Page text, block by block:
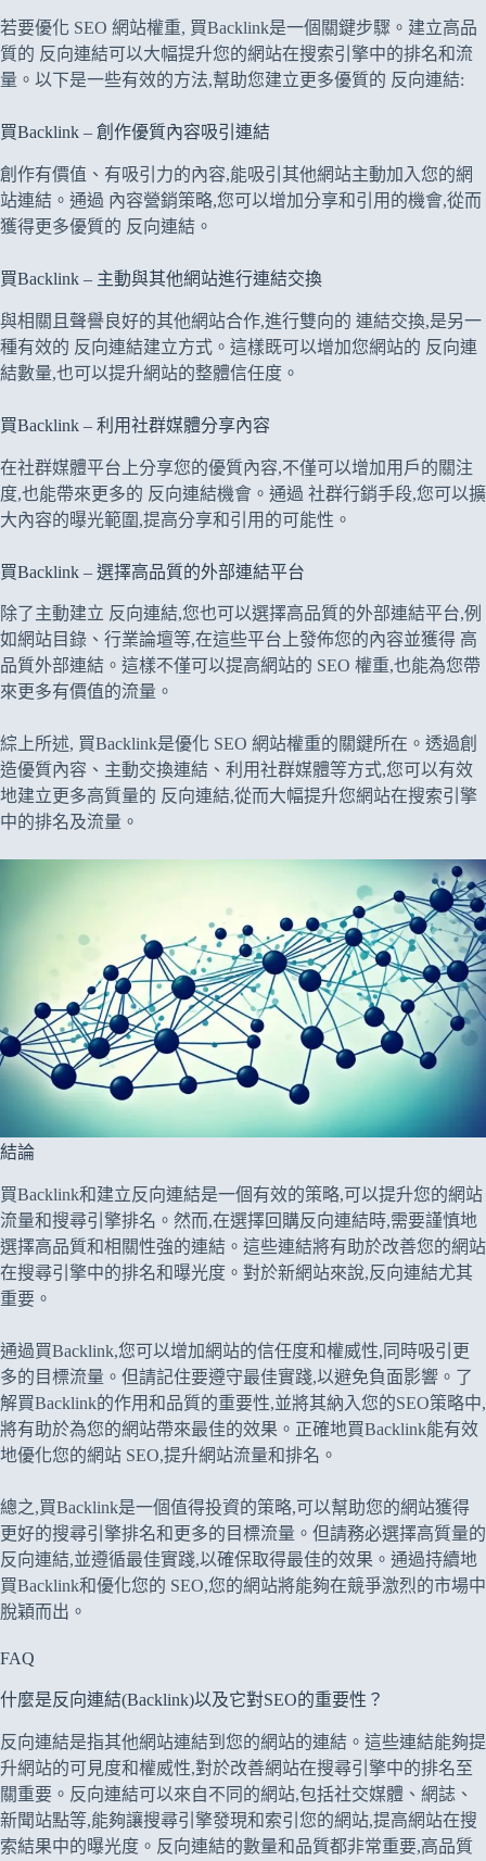
若要優化 SEO 網站權重, 買Backlink是一個關鍵步驟。建立高品
質的 反向連結可以大幅提升您的網站在搜索引擎中的排名和流
量。以下是一些有效的方法,幫助您建立更多優質的 反向連結:
買Backlink – 創作優質內容吸引連結
創作有價值、有吸引力的內容,能吸引其他網站主動加入您的網
站連結。通過 內容營銷策略,您可以增加分享和引用的機會,從而
獲得更多優質的 反向連結。
買Backlink – 主動與其他網站進行連結交換
與相關且聲譽良好的其他網站合作,進行雙向的 連結交換,是另一
種有效的 反向連結建立方式。這樣既可以增加您網站的 反向連
結數量,也可以提升網站的整體信任度。
買Backlink – 利用社群媒體分享內容
在社群媒體平台上分享您的優質內容,不僅可以增加用戶的關注
度,也能帶來更多的 反向連結機會。通過 社群行銷手段,您可以擴
大內容的曝光範圍,提高分享和引用的可能性。
買Backlink – 選擇高品質的外部連結平台
除了主動建立 反向連結,您也可以選擇高品質的外部連結平台,例
如網站目錄、行業論壇等,在這些平台上發佈您的內容並獲得 高
品質外部連結。這樣不僅可以提高網站的 SEO 權重,也能為您帶
來更多有價值的流量。
綜上所述, 買Backlink是優化 SEO 網站權重的關鍵所在。透過創
造優質內容、主動交換連結、利用社群媒體等方式,您可以有效
地建立更多高質量的 反向連結,從而大幅提升您網站在搜索引擎
中的排名及流量。
結論
買Backlink和建立反向連結是一個有效的策略,可以提升您的網站
流量和搜尋引擎排名。然而,在選擇回購反向連結時,需要謹慎地
選擇高品質和相關性強的連結。這些連結將有助於改善您的網站
在搜尋引擎中的排名和曝光度。對於新網站來說,反向連結尤其
重要。
通過買Backlink,您可以增加網站的信任度和權威性,同時吸引更
多的目標流量。但請記住要遵守最佳實踐,以避免負面影響。了
解買Backlink的作用和品質的重要性,並將其納入您的SEO策略中,
將有助於為您的網站帶來最佳的效果。正確地買Backlink能有效
地優化您的網站 SEO,提升網站流量和排名。
總之,買Backlink是一個值得投資的策略,可以幫助您的網站獲得
更好的搜尋引擎排名和更多的目標流量。但請務必選擇高質量的
反向連結,並遵循最佳實踐,以確保取得最佳的效果。通過持續地
買Backlink和優化您的 SEO,您的網站將能夠在競爭激烈的市場中
脫穎而出。
FAQ
什麼是反向連結(Backlink)以及它對SEO的重要性？
反向連結是指其他網站連結到您的網站的連結。這些連結能夠提
升網站的可見度和權威性,對於改善網站在搜尋引擎中的排名至
關重要。反向連結可以來自不同的網站,包括社交媒體、網誌、
新聞站點等,能夠讓搜尋引擎發現和索引您的網站,提高網站在搜
索結果中的曝光度。反向連結的數量和品質都非常重要,高品質